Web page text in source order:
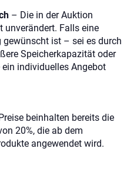
– Die in der Auktion
unverändert. Falls eine
gewünscht ist – sei es durch
Speicherkapazität oder
individuelles Angebot
beinhalten bereits die
20%, die ab dem
angewendet wird.